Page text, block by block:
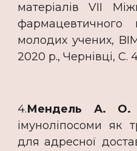
матеріалів VII
фармацевтичного
молодих учених,
2020 р., Чернівці, C.
4.Мендель А. О.
імуноліпосоми як
для адресної